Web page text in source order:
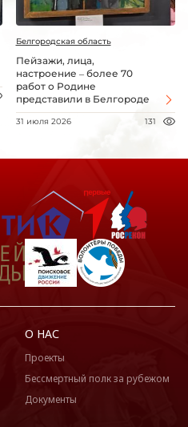
Белгородская область
Пейзажи, лица,
настроение – более 70
работ о Родине
представили в Белгороде
31 июля 2026 131
О НАС
Проекты
Бессмертный полк за рубежом
Документы